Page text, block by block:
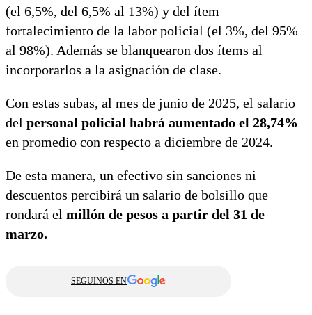
(el 6,5%, del 6,5% al 13%) y del ítem
fortalecimiento de la labor policial (el 3%, del 95%
al 98%). Además se blanquearon dos ítems al
incorporarlos a la asignación de clase.
Con estas subas, al mes de junio de 2025, el salario
del personal policial habrá aumentado el 28,74%
en promedio con respecto a diciembre de 2024.
De esta manera, un efectivo sin sanciones ni
descuentos percibirá un salario de bolsillo que
rondará el millón de pesos a partir del 31 de
marzo.
SEGUINOS EN